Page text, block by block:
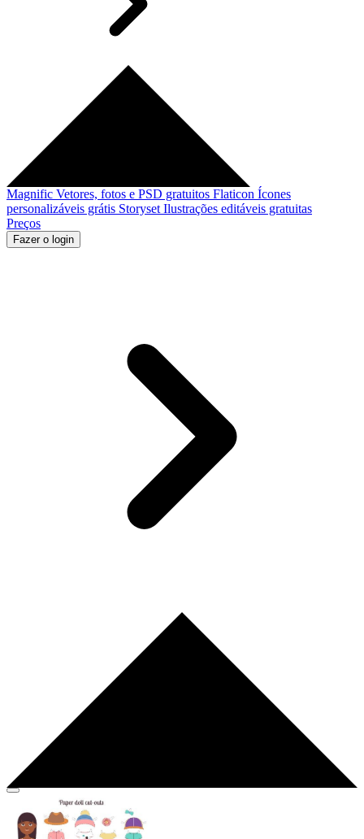
Magnific Vetores, fotos e PSD gratuitos Flaticon Ícones
personalizáveis grátis Storyset Ilustrações editáveis gratuitas
Preços
Fazer o login